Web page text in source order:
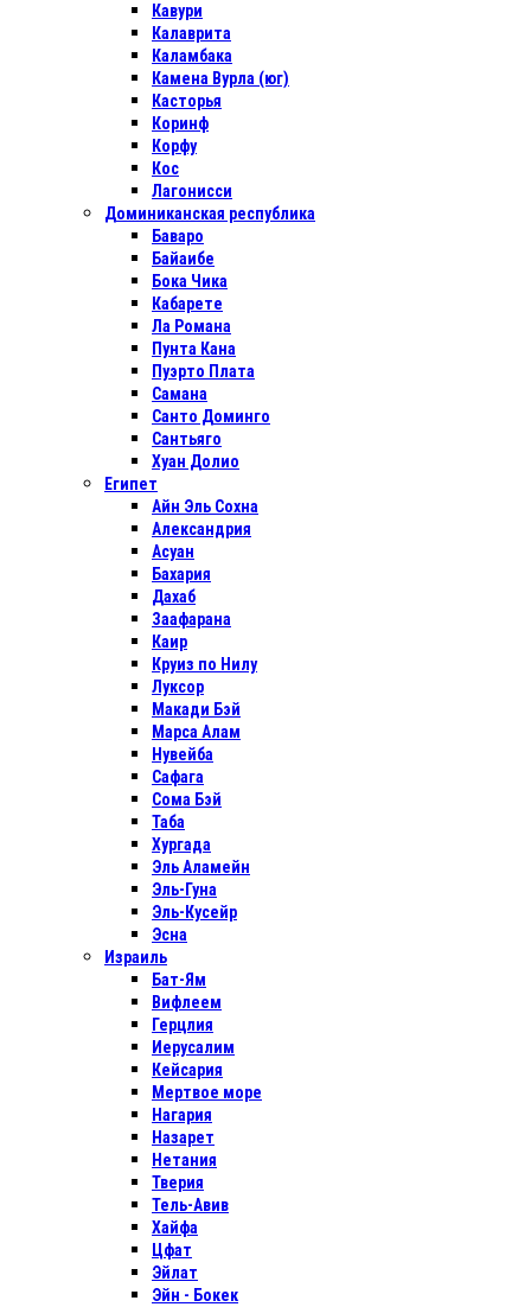
Кавури
Калаврита
Каламбака
Камена Вурла (юг)
Касторья
Коринф
Корфу
Кос
Лагонисси
Доминиканская республика
Баваро
Байаибе
Бока Чика
Кабарете
Ла Романа
Пунта Кана
Пуэрто Плата
Самана
Санто Доминго
Сантьяго
Хуан Долио
Египет
Айн Эль Сохна
Александрия
Асуан
Бахария
Дахаб
Заафарана
Каир
Круиз по Нилу
Луксор
Макади Бэй
Марса Алам
Нувейба
Сафага
Сома Бэй
Таба
Хургада
Эль Аламейн
Эль-Гуна
Эль-Кусейр
Эсна
Израиль
Бат-Ям
Вифлеем
Герцлия
Иерусалим
Кейсария
Мертвое море
Нагария
Назарет
Нетания
Тверия
Тель-Авив
Хайфа
Цфат
Эйлат
Эйн - Бокек